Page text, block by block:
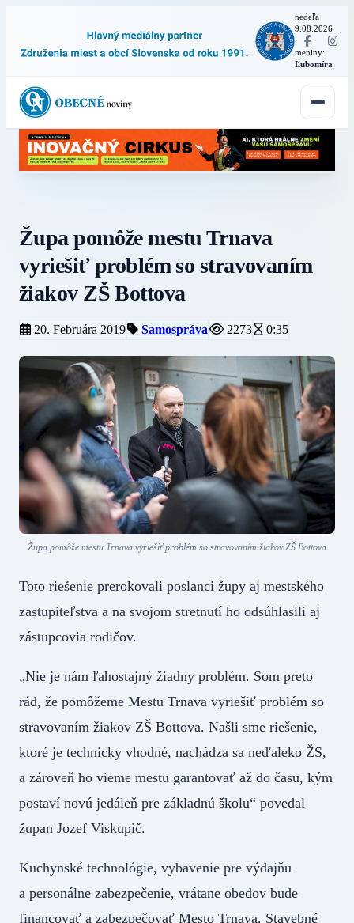
nedeľa
9.08.2026
·
meniny:
Ľubomíra
Župa pomôže mestu Trnava
vyriešiť problém so stravovaním
žiakov ZŠ Bottova
20. Februára 2019 Samospráva 2273 0:35
Župa pomôže mestu Trnava vyriešiť problém so stravovaním žiakov ZŠ Bottova
Toto riešenie prerokovali poslanci župy aj mestského
zastupiteľstva a na svojom stretnutí ho odsúhlasili aj
zástupcovia rodičov.
„Nie je nám ľahostajný žiadny problém. Som preto
rád, že pomôžeme Mestu Trnava vyriešiť problém so
stravovaním žiakov ZŠ Bottova. Našli sme riešenie,
ktoré je technicky vhodné, nachádza sa neďaleko ŽS,
a zároveň ho vieme mestu garantovať až do času, kým
postaví novú jedáleň pre základnú školu“ povedal
župan Jozef Viskupič.
Kuchynské technológie, vybavenie pre výdajňu
a personálne zabezpečenie, vrátane obedov bude
financovať a zabezpečovať Mesto Trnava. Stavebné